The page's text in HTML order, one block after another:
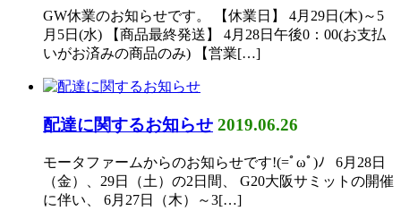
GW休業のお知らせです。 【休業日】 4月29日(木)～5
月5日(水) 【商品最終発送】 4月28日午後0：00(お支払
いがお済みの商品のみ) 【営業[…]
配達に関するお知らせ 2019.06.26
モータファームからのお知らせです!(=ﾟωﾟ)ﾉ 6月28日
（金）、29日（土）の2日間、 G20大阪サミットの開催
に伴い、 6月27日（木）～3[…]